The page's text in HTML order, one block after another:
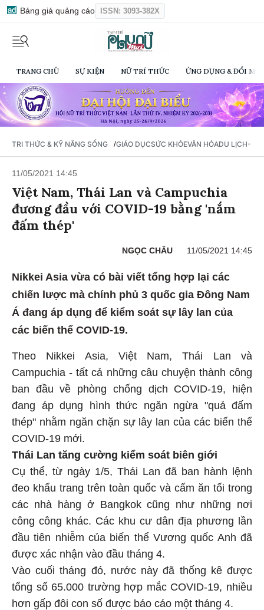
Bảng giá quảng cáo ISSN: 3093-382X
TRANG CHỦ SỰ KIỆN NỮ TRÍ THỨC ỨNG DỤNG & ĐỔI
TRI THỨC & KỸ NĂNG SỐNG /GIÁO DỤCSỨC KHỎEVĂN HÓADU LỊCH-
11/05/2021 14:45
Việt Nam, Thái Lan và Campuchia
đương đầu với COVID-19 bằng 'nắm
đấm thép'
NGỌC CHÂU 11/05/2021 14:45
Nikkei Asia vừa có bài viết tổng hợp lại các
chiến lược mà chính phủ 3 quốc gia Đông Nam
Á đang áp dụng để kiểm soát sự lây lan của
các biến thể COVID-19.
Theo Nikkei Asia, Việt Nam, Thái Lan và
Campuchia - tất cả những câu chuyện thành công
ban đầu về phòng chống dịch COVID-19, hiện
đang áp dụng hình thức ngăn ngừa "quả đấm
thép" nhằm ngăn chặn sự lây lan của các biến thể
COVID-19 mới.
Thái Lan tăng cường kiểm soát biên giới
Cụ thể, từ ngày 1/5, Thái Lan đã ban hành lệnh
đeo khẩu trang trên toàn quốc và cấm ăn tối trong
các nhà hàng ở Bangkok cũng như những nơi
công công khác. Các khu cư dân địa phương lần
đầu tiên nhiễm của biến thể Vương quốc Anh đã
được xác nhận vào đầu tháng 4.
Vào cuối tháng đó, nước này đã thống kê được
tổng số 65.000 trường hợp mắc COVID-19, nhiều
hơn gấp đôi con số được báo cáo một tháng 4.